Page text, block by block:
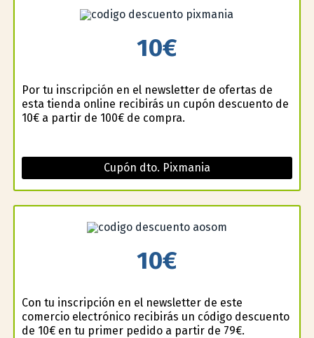
10€
Por tu inscripción en el newsletter de ofertas de
esta tienda online recibirás un cupón descuento de
10€ a partir de 100€ de compra.
Cupón dto. Pixmania
10€
Con tu inscripción en el newsletter de este
comercio electrónico recibirás un código descuento
de 10€ en tu primer pedido a partir de 79€.